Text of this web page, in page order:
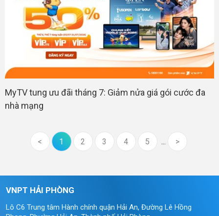
MyTV tung ưu đãi tháng 7: Giảm nửa giá gói cước đa
nhà mạng
< 1 2 3 4 5 ... >
VNPT HẢI PHÒNG
Lô C6 Trung tâm Hành chính quận Hải An, Đường Lê Hồng